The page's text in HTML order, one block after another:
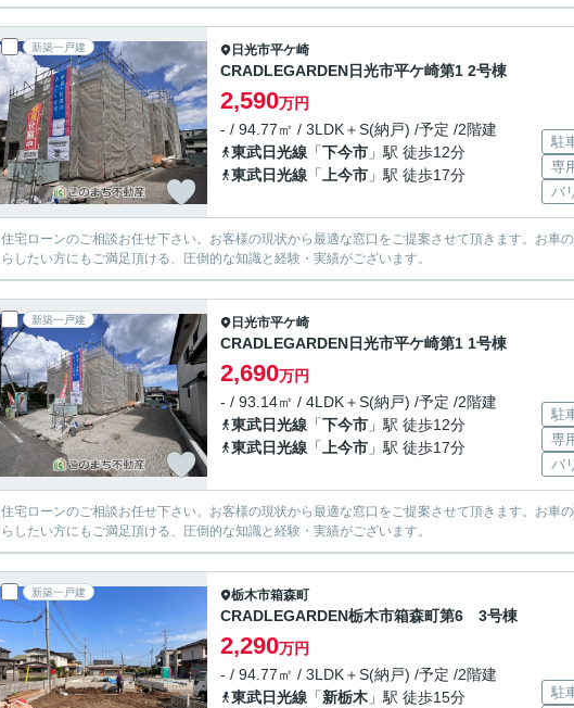
新築一戸建 日光市平ケ崎
CRADLEGARDEN日光市平ケ崎第1 2号棟
2,590万円
- / 94.77㎡ / 3LDK＋S(納戸) /予定 /2階建
東武日光線 「下今市 」駅 徒歩12分
東武日光線 「 上今市 」駅 徒歩17分
駐
専
バ
住宅ローンのご相談お任せ下さい。お客様の現状から最適な窓口をご提案させて頂きます。お車
らしたい方にもご満足頂ける、圧倒的な知識と経験・実績がございます。
新築一戸建 日光市平ケ崎
CRADLEGARDEN日光市平ケ崎第1 1号棟
2,690万円
- / 93.14㎡ / 4LDK＋S(納戸) /予定 /2階建
東武日光線 「下今市 」駅 徒歩12分
東武日光線 「 上今市 」駅 徒歩17分
駐
専
バ
住宅ローンのご相談お任せ下さい。お客様の現状から最適な窓口をご提案させて頂きます。お車
らしたい方にもご満足頂ける、圧倒的な知識と経験・実績がございます。
新築一戸建 栃木市箱森町
CRADLEGARDEN栃木市箱森町第6 3号棟
2,290万円
- / 94.77㎡ / 3LDK＋S(納戸) /予定 /2階建
東武日光線 「新栃木 」駅 徒歩15分
駐